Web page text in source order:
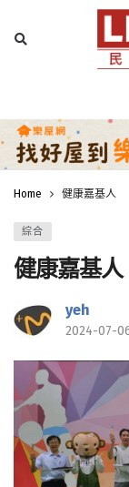
Home 健康嘉基人
綜合
健康嘉基
yeh
2024-07-